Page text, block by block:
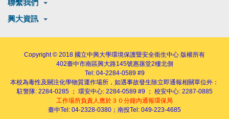
聯繫我們
興大資訊
Copyright © 2018 國立中興大學環境保護暨安全衛生中心 版權所有
402臺中市南區興大路145號惠蓀堂2樓北側
Tel: 04-2284-0589 #9
本校為毒性及關注化學物質運作場所，如遇事故發生除立即通報相關單位外：
駐警隊: 2284-0285 ； 環安中心: 2284-0589 #9 ； 校安中心: 2287-0885
工作場所負責人應於３０分鐘內通報環保局
臺中Tel: 04-2328-0380；南投Tel: 049-223-4685